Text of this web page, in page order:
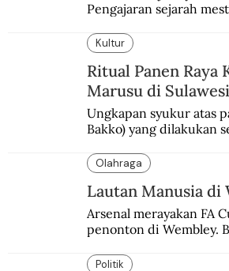
Pengajaran sejarah
Kultur
Ritual Panen Raya
Marusu di
Ungkapan syukur atas
Bakko) yang dilakukan
Olahraga
Lautan Manusia di
Arsenal merayakan FA
penonton di Wembley.
silam.
Politik